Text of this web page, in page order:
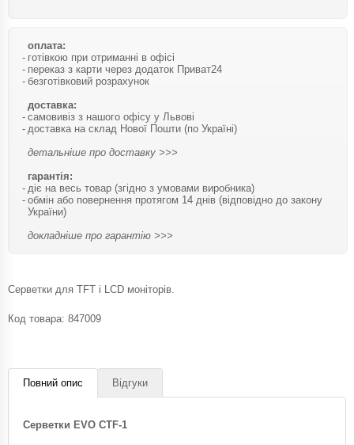
оплата:
готівкою при отриманні в офісі
переказ з карти через додаток Приват24
безготівковий розрахунок
доставка:
самовивіз з нашого офісу у Львові
доставка на склад Нової Пошти (по Україні)
детальніше про доставку >>>
гарантія:
діє на весь товар (згідно з умовами виробника)
обмін або повернення протягом 14 днів (відповідно до закону
України)
докладніше про гарантію >>>
Серветки для TFT і LCD моніторів.
Код товара: 847009
Повний опис Відгуки
Серветки EVO CTF-1